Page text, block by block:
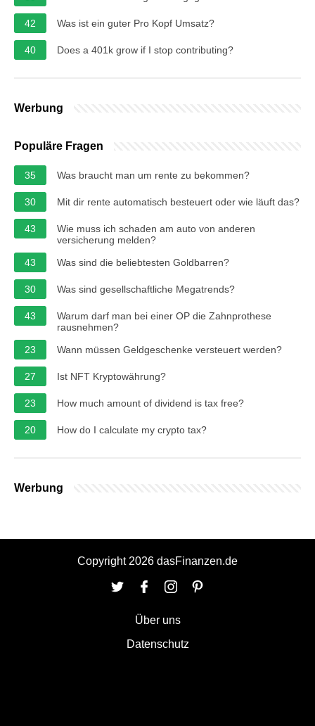
42 Was ist ein guter Pro Kopf Umsatz?
40 Does a 401k grow if I stop contributing?
Werbung
Populäre Fragen
35 Was braucht man um rente zu bekommen?
30 Mit dir rente automatisch besteuert oder wie läuft das?
43
Wie muss ich schaden am auto von anderen
versicherung melden?
43
Was sind die beliebtesten Goldbarren?
30 Was sind gesellschaftliche Megatrends?
43
Warum darf man bei einer OP die Zahnprothese
rausnehmen?
23
Wann müssen Geldgeschenke versteuert werden?
27 Ist NFT Kryptowährung?
23 How much amount of dividend is tax free?
20 How do I calculate my crypto tax?
Werbung
Copyright 2026 dasFinanzen.de
Über uns
Datenschutz